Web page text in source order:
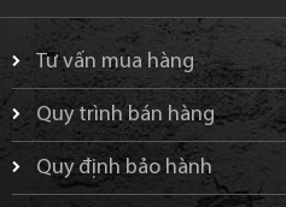
Tư vấn mua hàng
Quy trình bán hàng
Quy định bảo hành